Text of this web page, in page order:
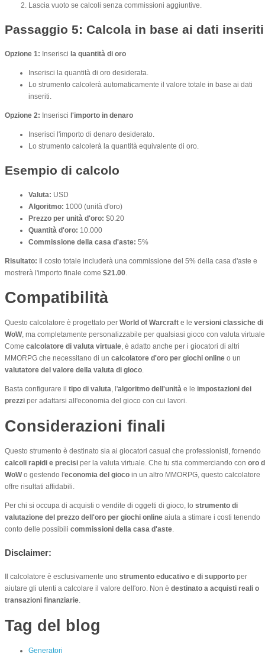
Lascia vuoto se calcoli senza commissioni aggiuntive.
Passaggio 5: Calcola in base ai dati inseriti
Opzione 1: Inserisci la quantità di oro
Inserisci la quantità di oro desiderata.
Lo strumento calcolerà automaticamente il valore totale in base ai dati
inseriti.
Opzione 2: Inserisci l'importo in denaro
Inserisci l'importo di denaro desiderato.
Lo strumento calcolerà la quantità equivalente di oro.
Esempio di calcolo
Valuta: USD
Algoritmo: 1000 (unità d'oro)
Prezzo per unità d'oro: $0.20
Quantità d'oro: 10.000
Commissione della casa d'aste: 5%
Risultato: Il costo totale includerà una commissione del 5% della casa d'aste e
mostrerà l'importo finale come $21.00
Compatibilità
Questo calcolatore è progettato per World of Warcraft e le versioni classiche di
WoW, ma completamente personalizzabile per qualsiasi gioco con valuta
Come calcolatore di valuta virtuale, è adatto anche per i giocatori di altri
MMORPG che necessitano di un calcolatore d'oro per giochi online o un
valutatore del valore della valuta di gioco.
Basta configurare il tipo di valuta, l'algoritmo dell'unità e le impostazioni dei
prezzi per adattarsi all'economia del gioco con cui lavori.
Considerazioni finali
Questo strumento è destinato sia ai giocatori casual che professionisti, fornendo
calcoli rapidi e precisi per la valuta virtuale. Che tu stia commerciando con oro
WoWo gestendo l'economia del gioco in un altro MMORPG, questo calcolatore
offre risultati affidabili.
Per chi si occupa di acquisti o vendite di oggetti di gioco, lo strumento di
valutazione del prezzo dell'oro per giochi online aiuta a stimare i costi tenendo
conto delle possibili commissioni della casa d'aste.
Disclaimer:
Il calcolatore è esclusivamente uno strumento educativo e di supporto per
aiutare gli utenti a calcolare il valore dell'oro. Non è destinato a acquisti reali o
transazioni finanziarie.
Tag del blog
Generatori